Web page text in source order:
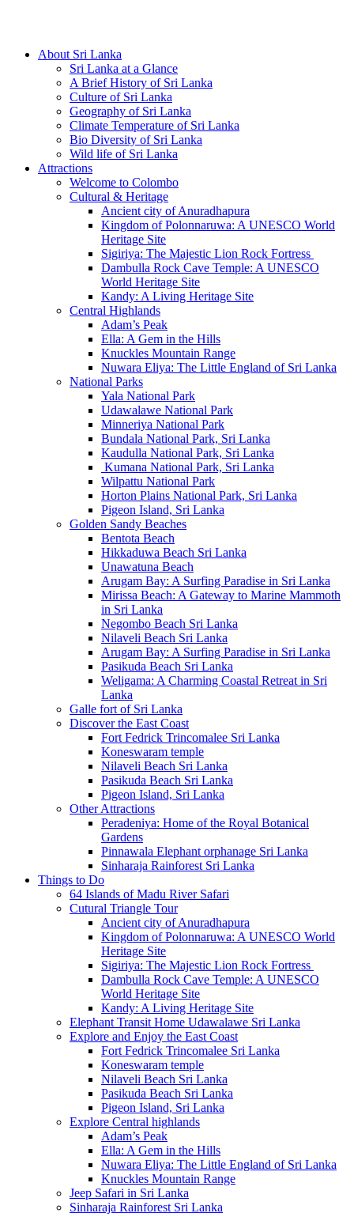
About Sri Lanka
Sri Lanka at a Glance
A Brief History of Sri Lanka
Culture of Sri Lanka
Geography of Sri Lanka
Climate Temperature of Sri Lanka
Bio Diversity of Sri Lanka
Wild life of Sri Lanka
Attractions
Welcome to Colombo
Cultural & Heritage
Ancient city of Anuradhapura
Kingdom of Polonnaruwa: A UNESCO World
Heritage Site
Sigiriya: The Majestic Lion Rock Fortress
Dambulla Rock Cave Temple: A UNESCO
World Heritage Site
Kandy: A Living Heritage Site
Central Highlands
Adam’s Peak
Ella: A Gem in the Hills
Knuckles Mountain Range
Nuwara Eliya: The Little England of Sri Lanka
National Parks
Yala National Park
Udawalawe National Park
Minneriya National Park
Bundala National Park, Sri Lanka
Kaudulla National Park, Sri Lanka
Kumana National Park, Sri Lanka
Wilpattu National Park
Horton Plains National Park, Sri Lanka
Pigeon Island, Sri Lanka
Golden Sandy Beaches
Bentota Beach
Hikkaduwa Beach Sri Lanka
Unawatuna Beach
Arugam Bay: A Surfing Paradise in Sri Lanka
Mirissa Beach: A Gateway to Marine Mammoth
in Sri Lanka
Negombo Beach Sri Lanka
Nilaveli Beach Sri Lanka
Arugam Bay: A Surfing Paradise in Sri Lanka
Pasikuda Beach Sri Lanka
Weligama: A Charming Coastal Retreat in Sri
Lanka
Galle fort of Sri Lanka
Discover the East Coast
Fort Fedrick Trincomalee Sri Lanka
Koneswaram temple
Nilaveli Beach Sri Lanka
Pasikuda Beach Sri Lanka
Pigeon Island, Sri Lanka
Other Attractions
Peradeniya: Home of the Royal Botanical
Gardens
Pinnawala Elephant orphanage Sri Lanka
Sinharaja Rainforest Sri Lanka
Things to Do
64 Islands of Madu River Safari
Cutural Triangle Tour
Ancient city of Anuradhapura
Kingdom of Polonnaruwa: A UNESCO World
Heritage Site
Sigiriya: The Majestic Lion Rock Fortress
Dambulla Rock Cave Temple: A UNESCO
World Heritage Site
Kandy: A Living Heritage Site
Elephant Transit Home Udawalawe Sri Lanka
Explore and Enjoy the East Coast
Fort Fedrick Trincomalee Sri Lanka
Koneswaram temple
Nilaveli Beach Sri Lanka
Pasikuda Beach Sri Lanka
Pigeon Island, Sri Lanka
Explore Central highlands
Adam’s Peak
Ella: A Gem in the Hills
Nuwara Eliya: The Little England of Sri Lanka
Knuckles Mountain Range
Jeep Safari in Sri Lanka
Sinharaja Rainforest Sri Lanka